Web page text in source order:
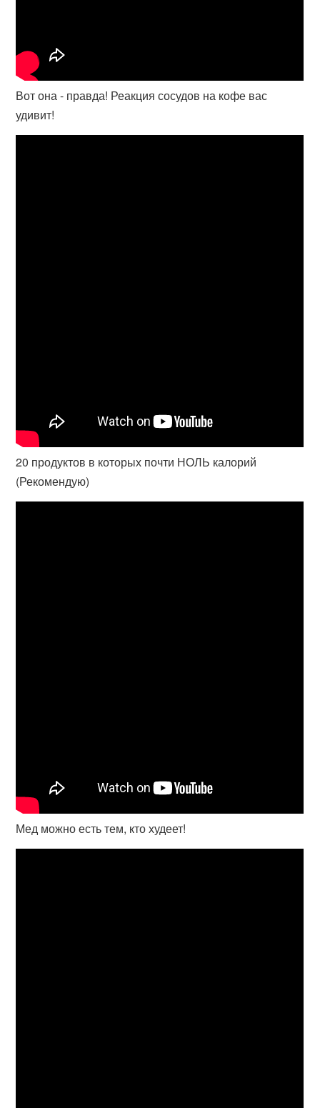
Вот она - правда! Реакция сосудов на кофе вас
удивит!
20 продуктов в которых почти НОЛЬ калорий
(Рекомендую)
Мед можно есть тем, кто худеет!